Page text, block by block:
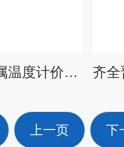
齐全酒泉双金属温度计价格报价
上一页 下